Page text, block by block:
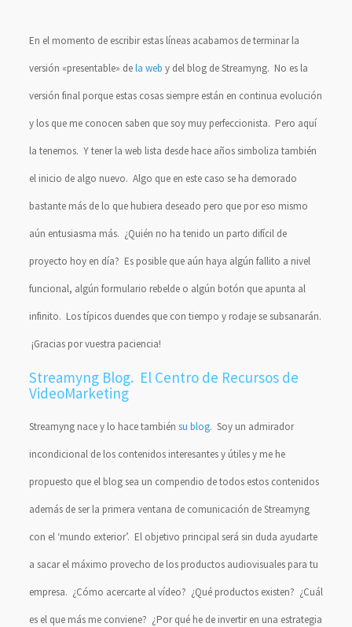
En el momento de escribir estas líneas acabamos de terminar la
versión «presentable» dela web y del blog de Streamyng. No es la
versión final porque estas cosas siempre están en continua evolución
y los que me conocen saben que soy muy perfeccionista. Pero aquí
la tenemos. Y tener la web lista desde hace años simboliza también
el inicio de algo nuevo. Algo que en este caso se ha demorado
bastante más de lo que hubiera deseado pero que por eso mismo
aún entusiasma más. ¿Quién no ha tenido un parto difícil de
proyecto hoy en día? Es posible que aún haya algún fallito a nivel
funcional, algún formulario rebelde o algún botón que apunta al
infinito. Los típicos duendes que con tiempo y rodaje se subsanarán.
¡Gracias por vuestra paciencia!
Streamyng Blog. El Centro de Recursos de
VideoMarketing
Streamyng nace y lo hace también su blog. Soy un admirador
incondicional de los contenidos interesantes y útiles y me he
propuesto que el blog sea un compendio de todos estos contenidos
además de ser la primera ventana de comunicación de Streamyng
con el ‘mundo exterior’. El objetivo principal será sin duda ayudarte
a sacar el máximo provecho de los productos audiovisuales para tu
empresa. ¿Cómo acercarte al vídeo? ¿Qué productos existen? ¿Cuál
es el que más me conviene? ¿Por qué he de invertir en una estrategia